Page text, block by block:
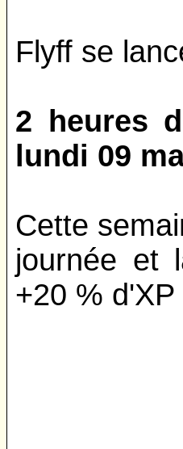
Flyff se
2 heures
lundi 09
Cette
journée et
+20 % d'XP